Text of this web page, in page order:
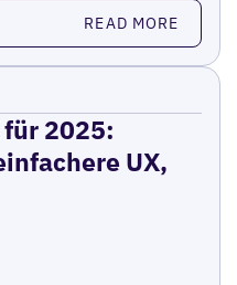
READ MORE
2025:
UX,